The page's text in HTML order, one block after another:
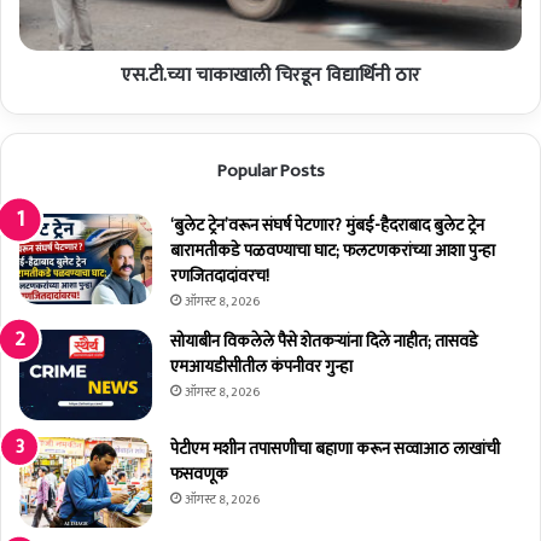
त
य
का
खा
वि
द्या
र्थि
नी
ठा
र
एस.टी.च्या चाकाखाली चिरडून विद्यार्थिनी ठार
Popular Posts
‘बुलेट ट्रेन’वरून संघर्ष पेटणार? मुंबई-हैदराबाद बुलेट ट्रेन
बारामतीकडे पळवण्याचा घाट; फलटणकरांच्या आशा पुन्हा
रणजितदादांवरच!
ऑगस्ट 8, 2026
सोयाबीन विकलेले पैसे शेतकर्‍यांना दिले नाहीत; तासवडे
एमआयडीसीतील कंपनीवर गुन्हा
ऑगस्ट 8, 2026
पेटीएम मशीन तपासणीचा बहाणा करून सव्वाआठ लाखांची
फसवणूक
ऑगस्ट 8, 2026